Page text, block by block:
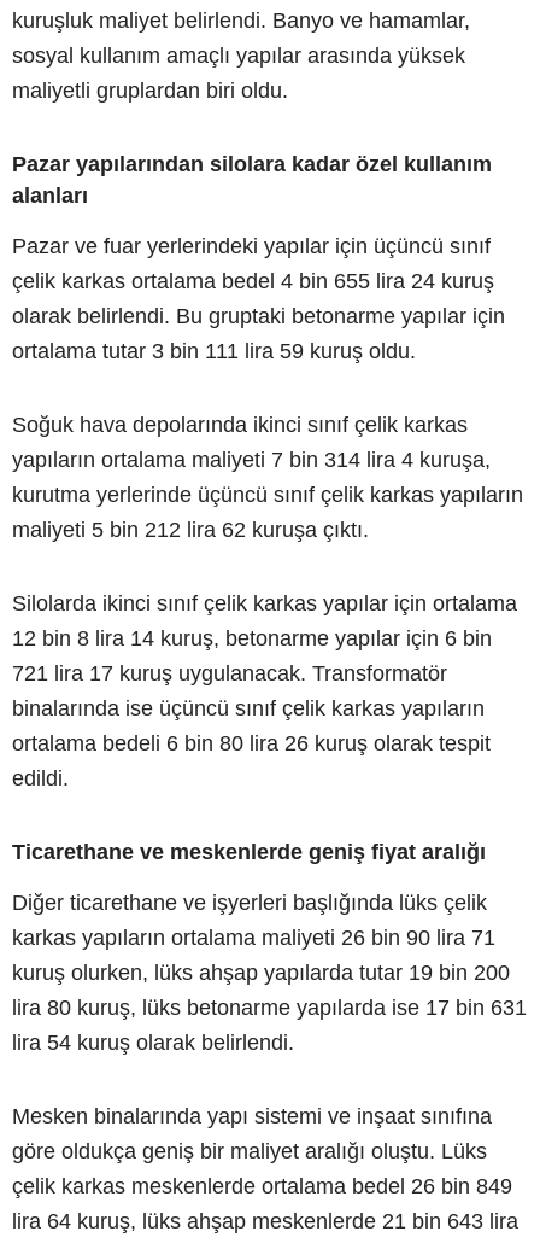
kuruşluk maliyet belirlendi. Banyo ve hamamlar,
sosyal kullanım amaçlı yapılar arasında yüksek
maliyetli gruplardan biri oldu.
Pazar yapılarından silolara kadar özel kullanım
alanları
Pazar ve fuar yerlerindeki yapılar için üçüncü sınıf
çelik karkas ortalama bedel 4 bin 655 lira 24 kuruş
olarak belirlendi. Bu gruptaki betonarme yapılar için
ortalama tutar 3 bin 111 lira 59 kuruş oldu.
Soğuk hava depolarında ikinci sınıf çelik karkas
yapıların ortalama maliyeti 7 bin 314 lira 4 kuruşa,
kurutma yerlerinde üçüncü sınıf çelik karkas yapıların
maliyeti 5 bin 212 lira 62 kuruşa çıktı.
Silolarda ikinci sınıf çelik karkas yapılar için ortalama
12 bin 8 lira 14 kuruş, betonarme yapılar için 6 bin
721 lira 17 kuruş uygulanacak. Transformatör
binalarında ise üçüncü sınıf çelik karkas yapıların
ortalama bedeli 6 bin 80 lira 26 kuruş olarak tespit
edildi.
Ticarethane ve meskenlerde geniş fiyat aralığı
Diğer ticarethane ve işyerleri başlığında lüks çelik
karkas yapıların ortalama maliyeti 26 bin 90 lira 71
kuruş olurken, lüks ahşap yapılarda tutar 19 bin 200
lira 80 kuruş, lüks betonarme yapılarda ise 17 bin 631
lira 54 kuruş olarak belirlendi.
Mesken binalarında yapı sistemi ve inşaat sınıfına
göre oldukça geniş bir maliyet aralığı oluştu. Lüks
çelik karkas meskenlerde ortalama bedel 26 bin 849
lira 64 kuruş, lüks ahşap meskenlerde 21 bin 643 lira